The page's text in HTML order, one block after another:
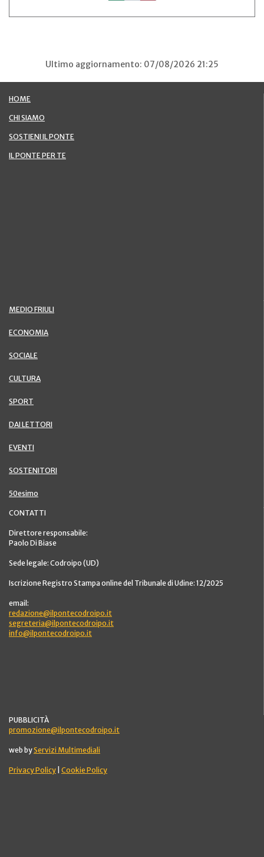
Ultimo aggiornamento: 07/08/2026 21:25
HOME
CHI SIAMO
SOSTIENI IL PONTE
IL PONTE PER TE
MEDIO FRIULI
ECONOMIA
SOCIALE
CULTURA
SPORT
DAI LETTORI
EVENTI
SOSTENITORI
50esimo
CONTATTI
Direttore responsabile:
Paolo Di Biase
Sede legale: Codroipo (UD)
Iscrizione Registro Stampa online del Tribunale di Udine: 12/2025
email:
redazione@ilpontecodroipo.it
segreteria@ilpontecodroipo.it
info@ilpontecodroipo.it
PUBBLICITÀ
promozione@ilpontecodroipo.it
web byServizi Multimediali
Privacy Policy Cookie Policy